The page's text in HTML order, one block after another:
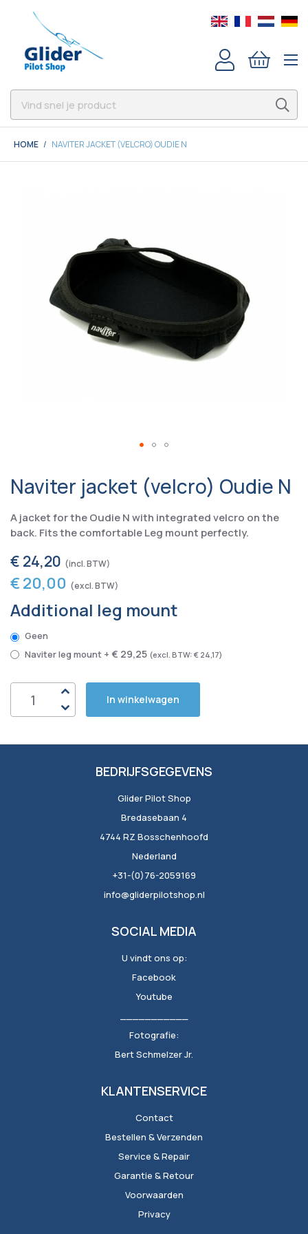
HOME NAVITER JACKET (VELCRO) OUDIE N
Naviter jacket (velcro) Oudie N
A jacket for the Oudie N with integrated velcro on the
back. Fits the comfortable Leg mount perfectly.
€ 24,20
€ 20,00
Additional leg mount
Geen
Naviter leg mount + € 29,25 € 24,17
In winkelwagen
BEDRIJFSGEGEVENS
Glider Pilot Shop
Bredasebaan 4
4744 RZ Bosschenhoofd
Nederland
+31-(0)76-2059169
info@gliderpilotshop.nl
SOCIAL MEDIA
U vindt ons op:
Facebook
Youtube
Fotografie:
Bert Schmelzer Jr.
KLANTENSERVICE
Contact
Bestellen & Verzenden
Service & Repair
Garantie & Retour
Voorwaarden
Privacy